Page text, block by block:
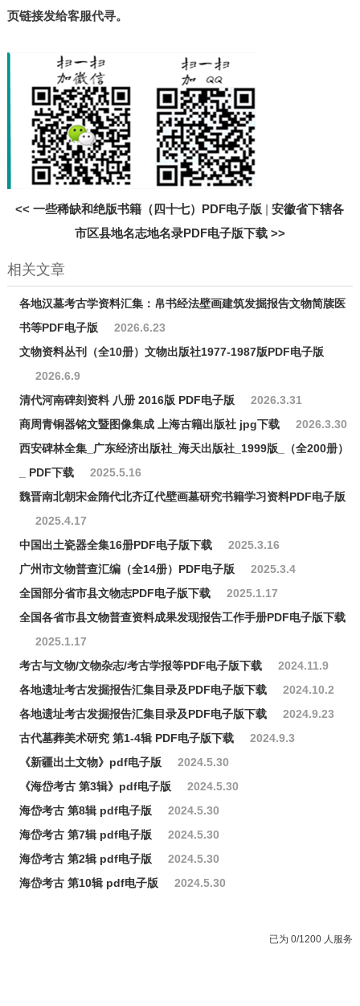
页链接发给客服代寻。
<<一些稀缺和绝版书籍（四十七）PDF电子版 |安徽省下辖各
市区县地名志地名录PDF电子版下载>>
相关文章
各地汉墓考古学资料汇集：帛书经法壁画建筑发掘报告文物简牍医
书等PDF电子版
2026.6.23
文物资料丛刊（全10册）文物出版社1977-1987版PDF电子版
2026.6.9
清代河南碑刻资料 八册 2016版 PDF电子版
2026.3.31
商周青铜器铭文暨图像集成 上海古籍出版社 jpg下载
2026.3.30
西安碑林全集_广东经济出版社_海天出版社_1999版_（全200册）
_ PDF下载
2025.5.16
魏晋南北朝宋金隋代北齐辽代壁画墓研究书籍学习资料PDF电子版
2025.4.17
中国出土瓷器全集16册PDF电子版下载
2025.3.16
广州市文物普查汇编（全14册）PDF电子版
2025.3.4
全国部分省市县文物志PDF电子版下载
2025.1.17
全国各省市县文物普查资料成果发现报告工作手册PDF电子版下载
2025.1.17
考古与文物/文物杂志/考古学报等PDF电子版下载
2024.11.9
各地遗址考古发掘报告汇集目录及PDF电子版下载
2024.10.2
各地遗址考古发掘报告汇集目录及PDF电子版下载
2024.9.23
古代墓葬美术研究 第1-4辑 PDF电子版下载
2024.9.3
《新疆出土文物》pdf电子版
2024.5.30
《海岱考古 第3辑》pdf电子版
2024.5.30
海岱考古 第8辑 pdf电子版
2024.5.30
海岱考古 第7辑 pdf电子版
2024.5.30
海岱考古 第2辑 pdf电子版
2024.5.30
海岱考古 第10辑 pdf电子版
2024.5.30
已为 0/1200 人服务